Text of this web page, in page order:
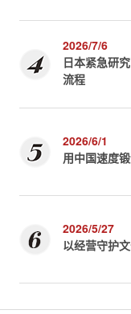
2026/7/6
日本紧急研
流程
2026/6/1
用中国速度
2026/5/27
以经营守护